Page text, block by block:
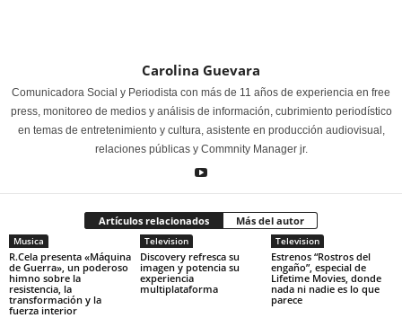
Carolina Guevara
Comunicadora Social y Periodista con más de 11 años de experiencia en free
press, monitoreo de medios y análisis de información, cubrimiento periodístico
en temas de entretenimiento y cultura, asistente en producción audiovisual,
relaciones públicas y Commnity Manager jr.
Artículos relacionados Más del autor
Musica
R.Cela presenta «Máquina
de Guerra», un poderoso
himno sobre la
resistencia, la
transformación y la
fuerza interior
Television
Discovery refresca su
imagen y potencia su
experiencia
multiplataforma
Television
Estrenos “Rostros del
engaño”, especial de
Lifetime Movies, donde
nada ni nadie es lo que
parece